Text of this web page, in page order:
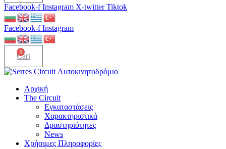
Facebook-f Instagram X-twitter Tiktok
Facebook-f Instagram
0
Cart
Αρχική
The Circuit
Εγκαταστάσεις
Χαρακτηριστικά
Δραστηριότητες
News
Χρήσιμες Πληροφορίες